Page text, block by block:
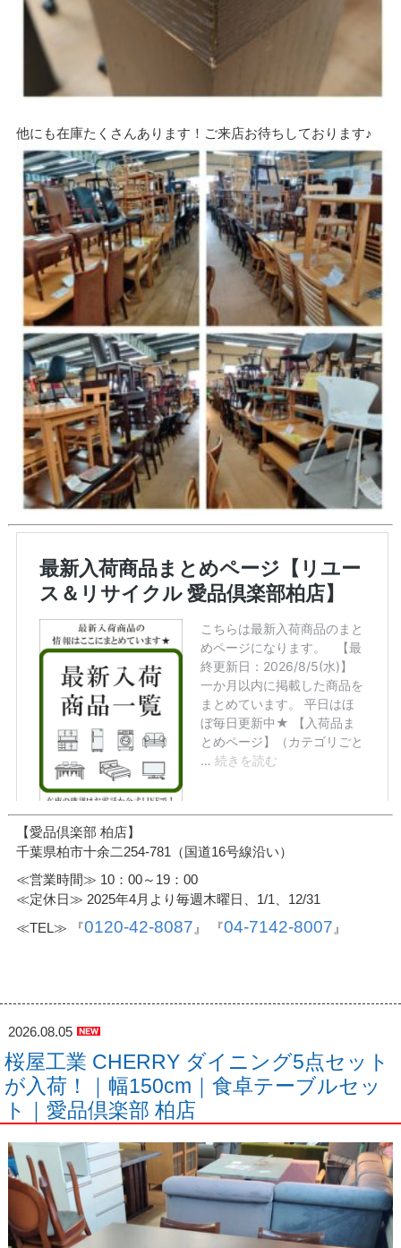
他にも在庫たくさんあります！ご来店お待ちしております♪
【愛品倶楽部 柏店】
千葉県柏市十余二254-781（国道16号線沿い）
≪営業時間≫ 10：00～19：00
≪定休日≫ 2025年4月より毎週木曜日、1/1、12/31
≪TEL≫ 『0120-42-8087 』 『04-7142-8007 』
2026.08.05
桜屋工業 CHERRY ダイニング5点セット
が入荷！｜幅150cm｜食卓テーブルセッ
ト｜愛品倶楽部 柏店